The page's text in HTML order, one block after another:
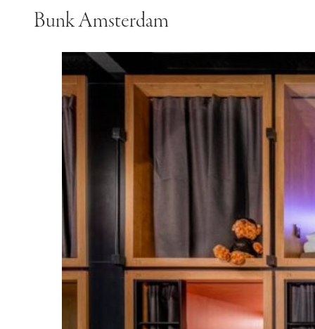
Bunk Amsterdam